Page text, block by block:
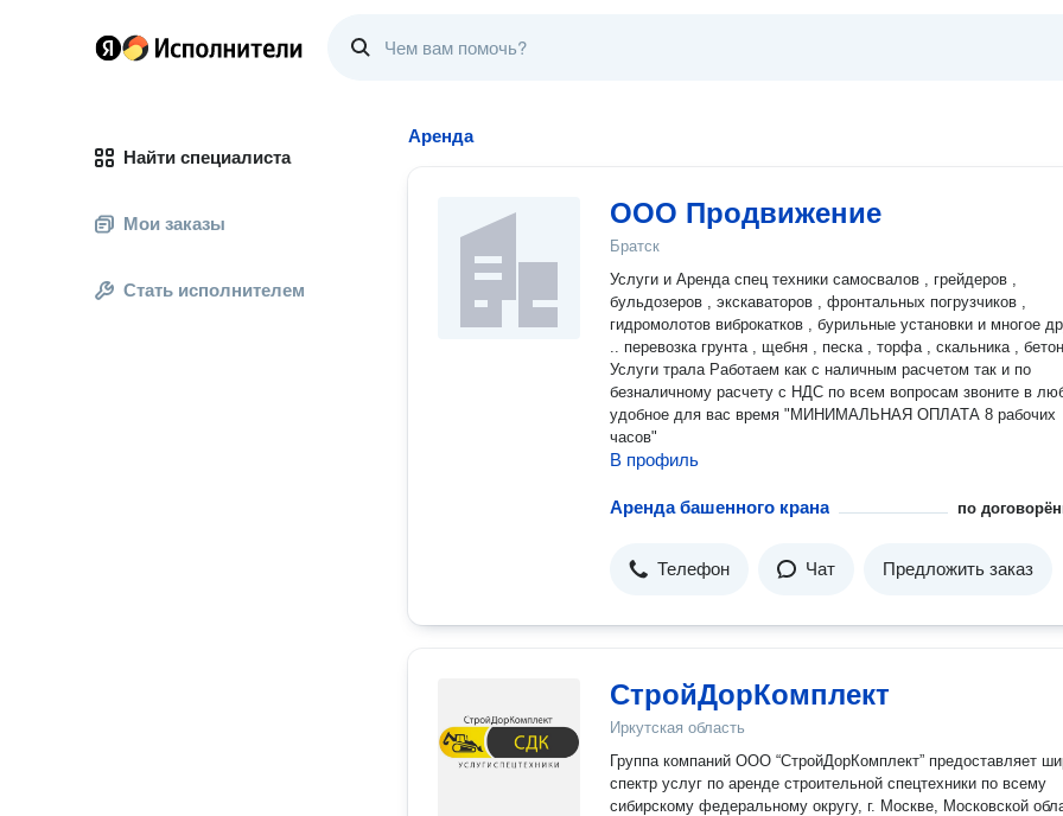
Найти специалиста
Мои заказы
Стать исполнителем
Аренда
ООО Продвижение
Братск
Услуги и Аренда спец техники самосвалов , грейдеров ,
бульдозеров , экскаваторов , фронтальных погрузчиков ,
гидромолотов виброкатков , бурильные установки и многое
.. перевозка грунта , щебня , песка , торфа , скальника ,
Услуги трала Работаем как с наличным расчетом так и по
безналичному расчету с НДС по всем вопросам звоните в
удобное для вас время "МИНИМАЛЬНАЯ ОПЛАТА 8 рабочих
часов"
В профиль
Аренда башенного крана по
Телефон Чат Предложить заказ
СтройДорКомплект
Иркутская область
Группа компаний ООО “СтройДорКомплект” предоставляет
спектр услуг по аренде строительной спецтехники по всему
сибирскому федеральному округу, г. Москве, Московской